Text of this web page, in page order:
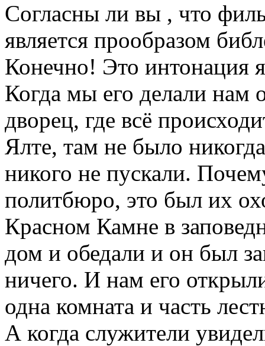
Согласны ли вы , что
является прообразом
Конечно! Это интонация
Когда мы его делали нам
дворец, где всё
Ялте, там не было
никого не пускали.
политбюро, это был их
Красном Камне в
дом и обедали и он был
ничего. И нам его
одна комната и часть
А когда служители